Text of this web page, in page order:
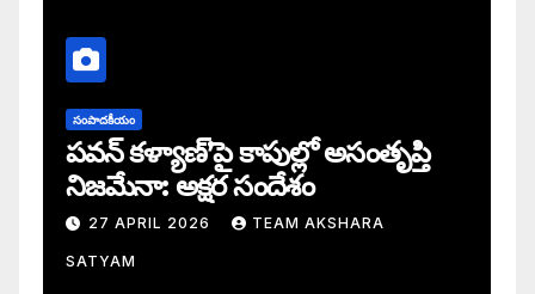
సంపాదకీయం
పవన్ కళ్యాణ్’పై కాపుల్లో అసంతృప్తి
నిజమేనా: అక్షర సందేశం
27 APRIL 2026 TEAM AKSHARA
SATYAM